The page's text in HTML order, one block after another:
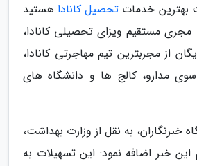
بهترین خدمات تحصیل کانادا هستید
مجری مستقیم ویزای تحصیلی کانادا،
از مجربترین تیم مهاجرتی کانادا،
مدارو، کالج ها و دانشگاه های
خبرنگاران، به نقل از وزارت بهداشت،
این خبر اضافه نمود: این تسهیلات به